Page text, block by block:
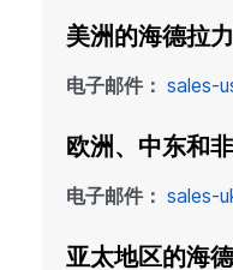
美洲的海德拉
电子邮件： sales-
欧洲、中东和
电子邮件： sales-
亚太地区的海